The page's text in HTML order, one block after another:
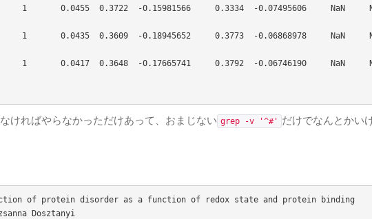
ければやらなかっただけあって、おまじない grep -v '^#' だけでなんとかい
of protein disorder as a function of redox state and protein binding
Dosztanyi